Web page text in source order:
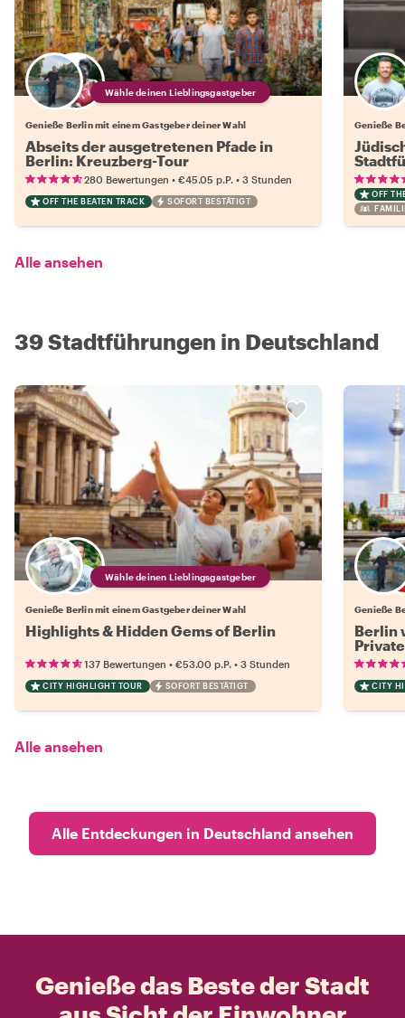
Wähle deinen Lieblingsgastgeber
Genieße Berlin mit einem Gastgeber deiner Wahl
Abseits der ausgetretenen Pfade in
Berlin: Kreuzberg-Tour
280 Bewertungen • €45.05 p.P. • 3 Stunden
OFF THE BEATEN TRACK SOFORT BESTÄTIGT
Genieße
OFF
Alle ansehen
39 Stadtführungen in Deutschland
Wähle deinen Lieblingsgastgeber
Genieße Berlin mit einem Gastgeber deiner Wahl
Highlights & Hidden Gems of Berlin
137 Bewertungen • €53.00 p.P. • 3 Stunden
CITY HIGHLIGHT TOUR SOFORT BESTÄTIGT
Genieße
Berlin
Hitlers
CITY
Alle ansehen
Alle Entdeckungen in Deutschland ansehen
Genieße das Beste der Stadt